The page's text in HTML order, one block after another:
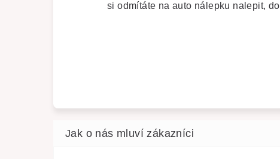
si odmítáte na auto nálepku nalepit,